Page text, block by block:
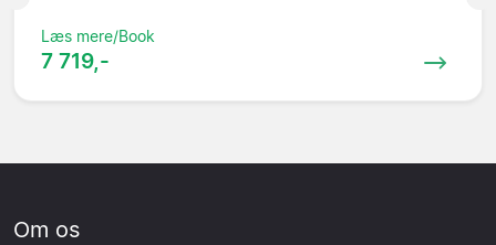
Læs mere/Book
7 719,-
Om os